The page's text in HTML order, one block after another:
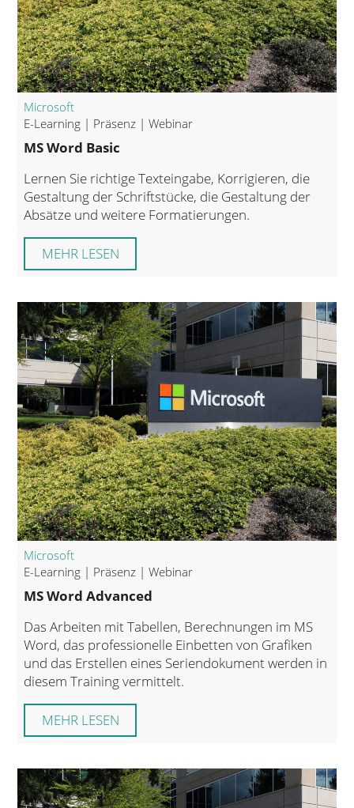
Microsoft
E-Learning | Präsenz | Webinar
MS Word Basic
Lernen Sie richtige Texteingabe, Korrigieren, die
Gestaltung der Schriftstücke, die Gestaltung der
Absätze und weitere Formatierungen.
MEHR LESEN
Microsoft
E-Learning | Präsenz | Webinar
MS Word Advanced
Das Arbeiten mit Tabellen, Berechnungen im MS
Word, das professionelle Einbetten von Grafiken
und das Erstellen eines Seriendokument werden in
diesem Training vermittelt.
MEHR LESEN